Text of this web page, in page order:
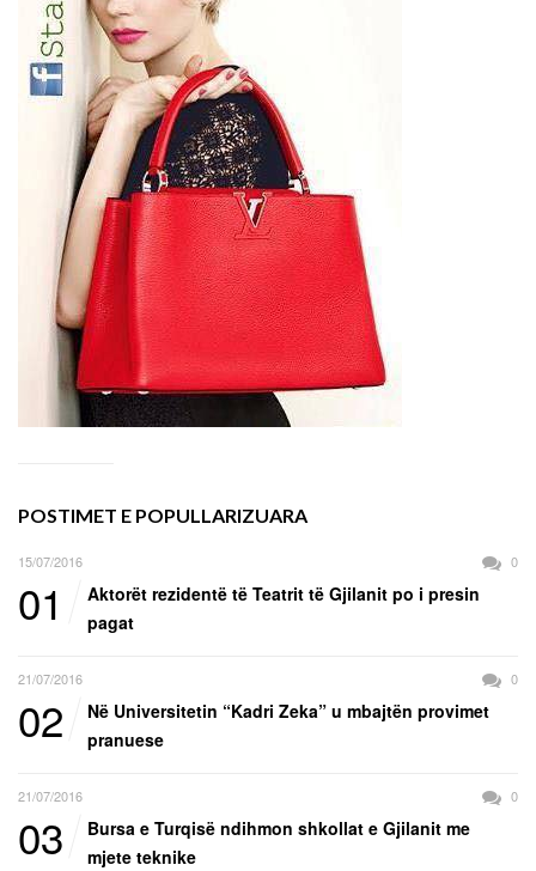
POSTIMET E POPULLARIZUARA
15/07/2016 0
01
Aktorët rezidentë të Teatrit të Gjilanit po i presin
pagat
21/07/2016 0
02
Në Universitetin “Kadri Zeka” u mbajtën provimet
pranuese
21/07/2016 0
03
Bursa e Turqisë ndihmon shkollat e Gjilanit me
mjete teknike